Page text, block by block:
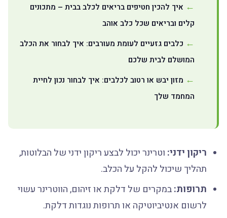
איך להכין חטיפים בריאים לכלב בבית – מתכונים
קלים ובריאים שכל כלב אוהב
כלבים גזעיים לעומת מעורבים: איך לבחור את הכלב
המושלם לבית שלכם
מזון יבש או רטוב לכלבים: איך לבחור נכון לחיית
המחמד שלך
ריקון ידני:וטרינר יכול לבצע ריקון ידני של הבלוטות,
תהליך שיכול להקל על הכלב.
תרופות:במקרים של דלקת או זיהום, הווטרינר עשוי
לרשום אנטיביוטיקה או תרופות נוגדות דלקת.